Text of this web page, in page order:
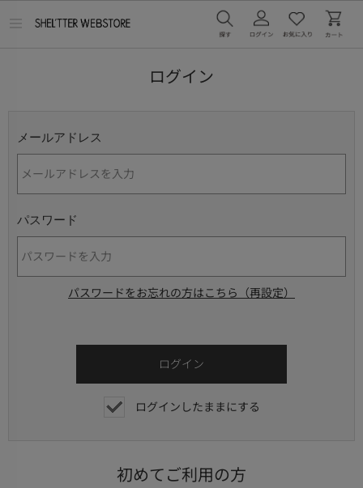
ログイン
メールアドレス
パスワード
パスワードをお忘れの方はこちら（再設定）
ログインしたままにする
初めてご利用の方